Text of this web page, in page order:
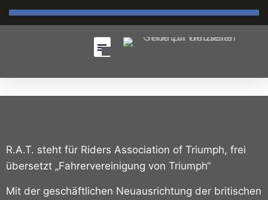
R.A.T. steht für Riders Association of Triumph, frei
übersetzt „Fahrervereinigung von Triumph“
Mit der geschäftlichen Neuausrichtung der britischen